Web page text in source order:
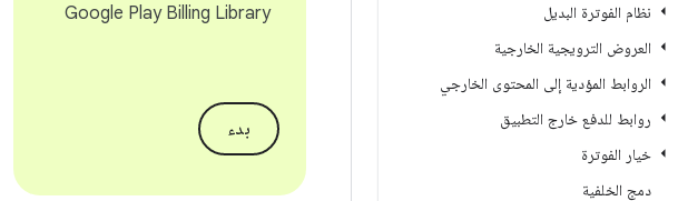
نظام الفوترة البديل
العروض الترويجية الخارجية
الروابط المؤدية إلى المحتوى الخارجي
روابط للدفع خارج التطبيق
خيار الفوترة
دمج الخلفية
Google Play Billing Library
بدء